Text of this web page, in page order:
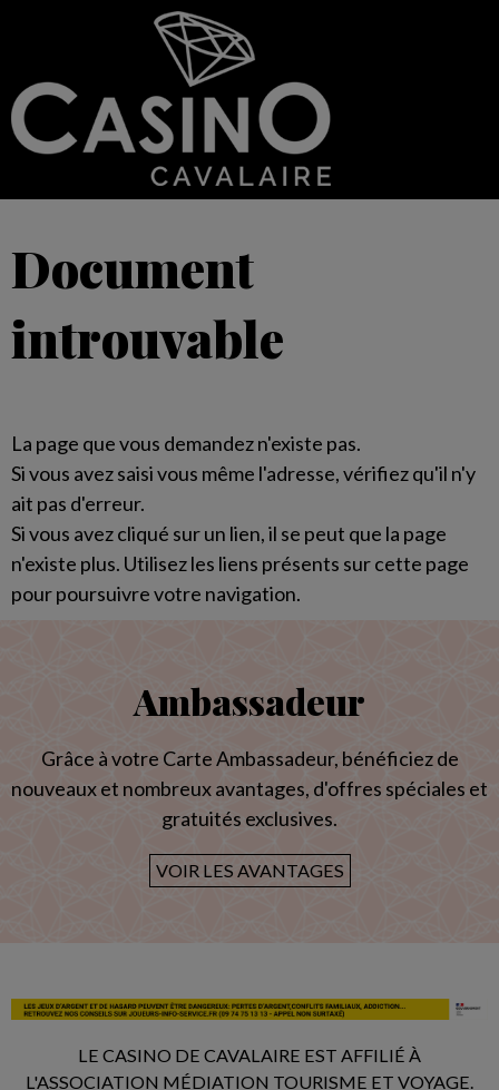
Document
introuvable
La page que vous demandez n'existe pas.
Si vous avez saisi vous même l'adresse, vérifiez qu'il n'y
ait pas d'erreur.
Si vous avez cliqué sur un lien, il se peut que la page
n'existe plus. Utilisez les liens présents sur cette page
pour poursuivre votre navigation.
Ambassadeur
Grâce à votre Carte Ambassadeur, bénéficiez de
nouveaux et nombreux avantages, d'offres spéciales et
gratuités exclusives.
VOIR LES AVANTAGES
LE CASINO DE CAVALAIRE EST AFFILIÉ À
L'ASSOCIATION MÉDIATION TOURISME ET VOYAGE.